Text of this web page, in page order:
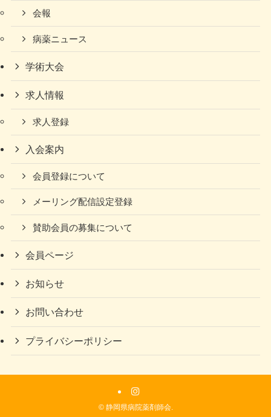
会報
病薬ニュース
学術大会
求人情報
求人登録
入会案内
会員登録について
メーリング配信設定登録
賛助会員の募集について
会員ページ
お知らせ
お問い合わせ
プライバシーポリシー
©静岡県病院薬剤師会.